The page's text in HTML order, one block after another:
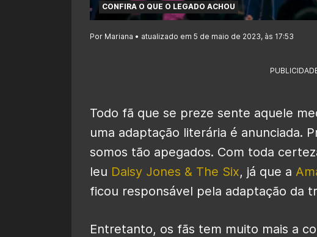
CONFIRA O QUE O LEGADO ACHOU
Por Mariana • atualizado em 5 de maio de 2023, às 17:53
Todo fã que se preze sente aquele
uma adaptação literária é anunciada.
somos tão apegados. Com toda
leu Daisy Jones & The Six, já que a
ficou responsável pela adaptação da
Entretanto, os fãs tem muito mais a